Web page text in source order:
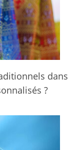
dans
?